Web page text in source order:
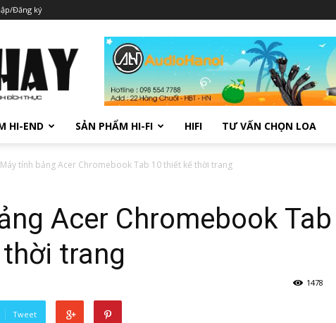
Đăng ký
HI-END SẢN PHẨM HI-FI HIFI TƯ VẤN CHỌN LOA
Máy tính bảng Acer Chromebook Tab 10 thiết kế thời trang
Acer Chromebook Tab
trang
1478
Tweet